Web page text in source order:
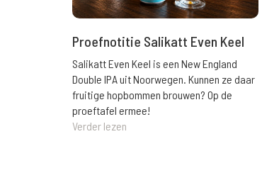
Proefnotitie Salikatt Even Keel
Salikatt Even Keel is een New England
Double IPA uit Noorwegen. Kunnen ze daar
fruitige hopbommen brouwen? Op de
proeftafel ermee!
Verder lezen